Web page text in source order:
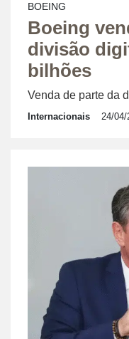
BOEING
Boeing
divisão
bilhões
Venda de parte da
Internacionais 24/04/